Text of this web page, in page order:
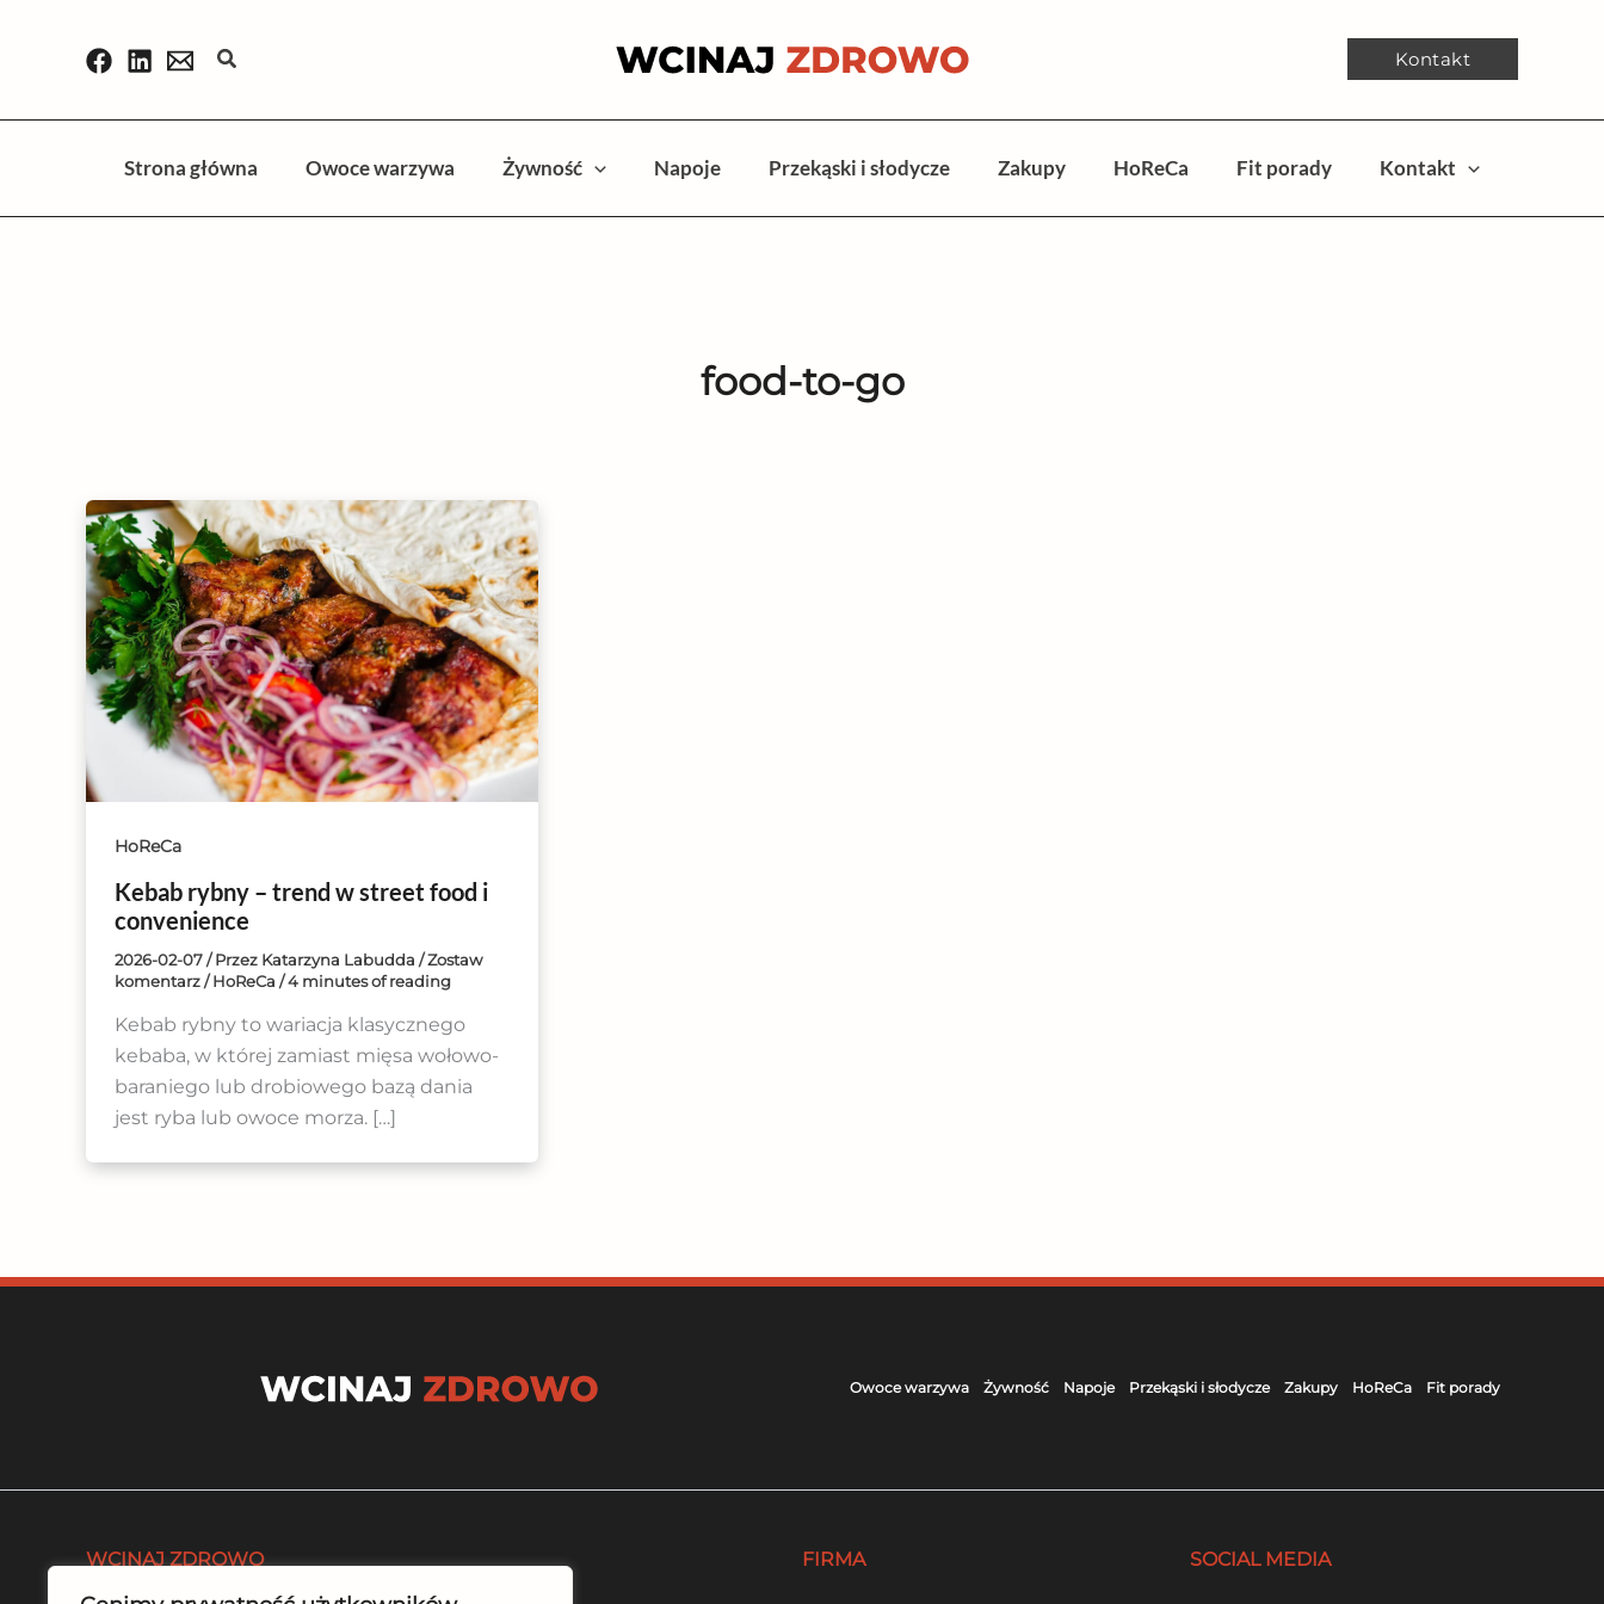
Szukaj Kontakt
Strona główna Owoce warzywa Żywność Napoje Przekąski i słodycze Zakupy HoReCa Fit porady Kontakt
food-to-go
HoReCa
Kebab rybny – trend w street food i
convenience
2026-02-07/ Przez Katarzyna Labudda /Zostaw
komentarz/HoReCa /4 minutes of reading
Kebab rybny to wariacja klasycznego
kebaba, w której zamiast mięsa wołowo-
baraniego lub drobiowego bazą dania
jest ryba lub owoce morza. […]
Owoce warzywa Żywność Napoje Przekąski i słodycze Zakupy HoReCa Fit porady
WCINAJ ZDROWO FIRMA SOCIAL MEDIA